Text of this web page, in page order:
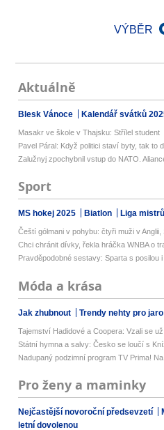
VÝBĚR
Aktuálně
Blesk Vánoce Kalendář svátků
Masakr ve škole v Thajsku: Střílel student
Pavel Páral: Když politici staví byty, tak to
Zalužnyj zpochybnil vstup do NATO.
Sport
MS hokej 2025 Biatlon Liga mistrů
Čeští gólmani v pohybu: čtyři muži v Anglii,
Chci chránit dívky, řekla hráčka WNBA o
Pravděpodobné sestavy: Sparta s posilou i
Móda a krása
Jak zhubnout Trendy nehty pro
Tajemství Hadidové a Coopera: Vzali se
Státní hymna a salvy: Česko se loučí s
Nadupaný podzimní program TV Prima!
Pro ženy a maminky
Nejčastější novoroční předsevzetí
letní dovolenou